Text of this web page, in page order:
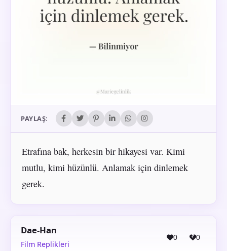
PAYLAŞ:
Etrafına bak, herkesin bir hikayesi var. Kimi
mutlu, kimi hüzünlü. Anlamak için dinlemek
gerek.
Dae-Han
Film Replikleri
0 0